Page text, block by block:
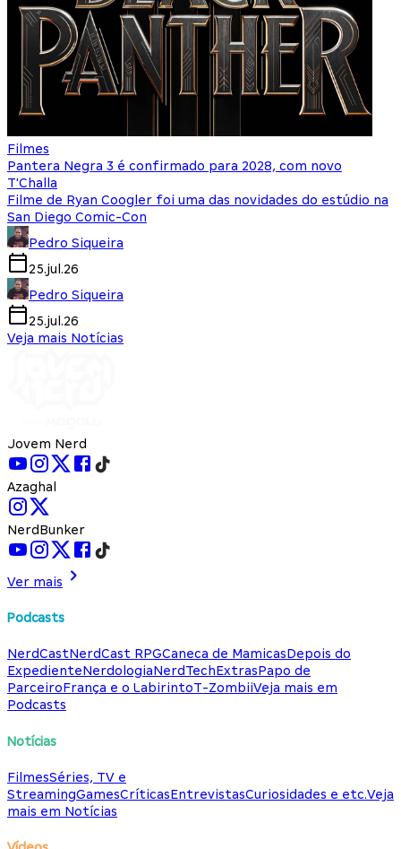
Filmes
Pantera Negra 3 é confirmado para 2028, com novo
T'Challa
Filme de Ryan Coogler foi uma das novidades do estúdio na
San Diego Comic-Con
Pedro Siqueira
25.jul.26
Pedro Siqueira
25.jul.26
Veja mais Notícias
Jovem Nerd
Azaghal
NerdBunker
Ver mais
Podcasts
NerdCastNerdCast RPGCaneca de MamicasDepois do
ExpedienteNerdologiaNerdTechExtrasPapo de
ParceiroFrança e o LabirintoT-ZombiiVeja mais em
Podcasts
Notícias
FilmesSéries, TV e
StreamingGamesCríticasEntrevistasCuriosidades e etc.Veja
mais em Notícias